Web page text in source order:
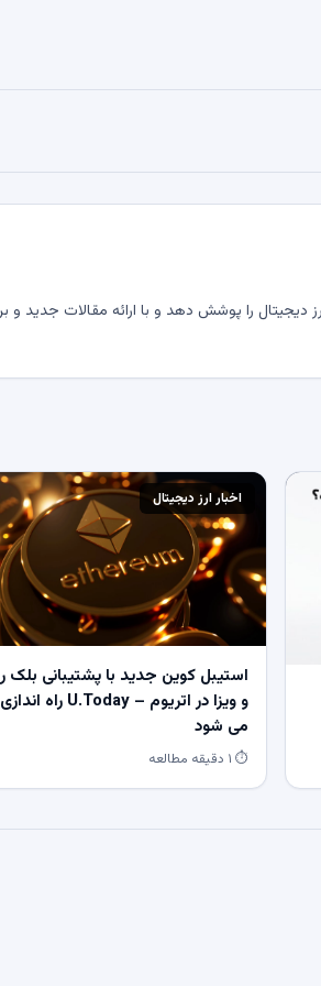
دیجیتال را پوشش دهد و با ارائه مقالات جدید و
اخبار ارز دیجیتال
استیبل کوین جدید با پشتیبانی بلک
و ویزا در اتریوم – U.Today راه اندازی
می شود
⏱ ۱ دقیقه مطالعه